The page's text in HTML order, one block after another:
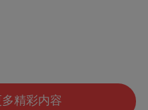
对阵新西兰队、21
精彩内容